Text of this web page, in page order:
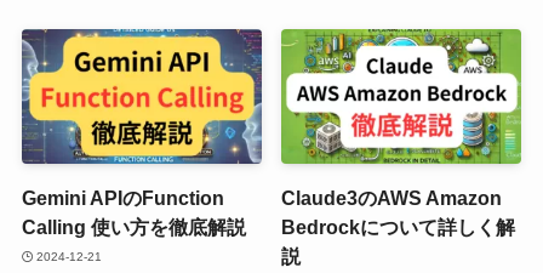
Gemini APIのFunction
Calling 使い方を徹底解説
2024-12-21
Claude3のAWS Amazon
Bedrockについて詳しく解
説